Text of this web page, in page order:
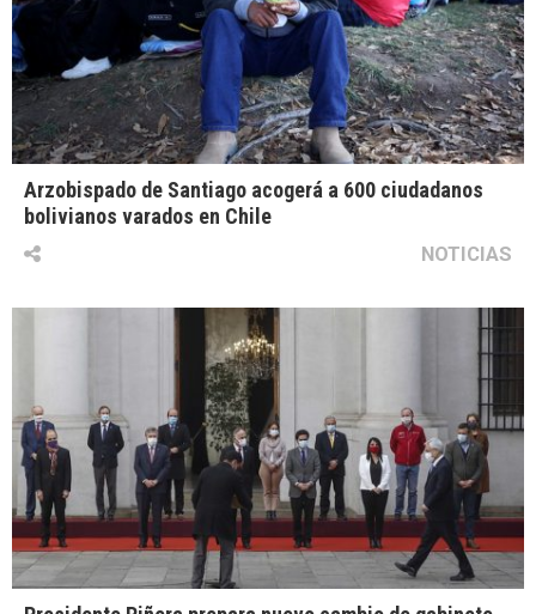
Arzobispado de Santiago acogerá a 600 ciudadanos
bolivianos varados en Chile
NOTICIAS